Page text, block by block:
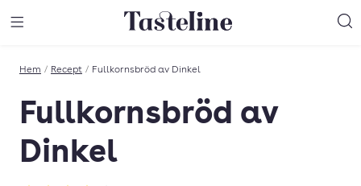
Till Tastelines startsida
Hem / Recept / Fullkornsbröd av Dinkel
Fullkornsbröd av
Dinkel